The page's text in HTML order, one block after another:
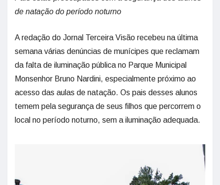
de natação do período noturno
A redação do Jornal Terceira Visão recebeu na última
semana várias denúncias de munícipes que reclamam
da falta de iluminação pública no Parque Municipal
Monsenhor Bruno Nardini, especialmente próximo ao
acesso das aulas de natação. Os pais desses alunos
temem pela segurança de seus filhos que percorrem o
local no período noturno, sem a iluminação adequada.